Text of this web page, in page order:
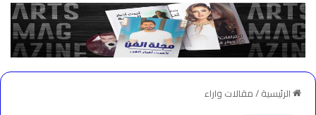
الرئيسية/مقالات واراء